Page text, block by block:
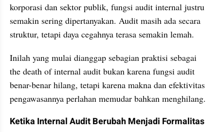
korporasi dan sektor publik, fungsi audit internal justru
semakin sering dipertanyakan. Audit masih ada secara
struktur, tetapi daya cegahnya terasa semakin lemah.
Inilah yang mulai dianggap sebagian praktisi sebagai
the death of internal audit bukan karena fungsi audit
benar-benar hilang, tetapi karena makna dan efektivitas
pengawasannya perlahan memudar bahkan menghilang.
Ketika Internal Audit Berubah Menjadi Formalitas